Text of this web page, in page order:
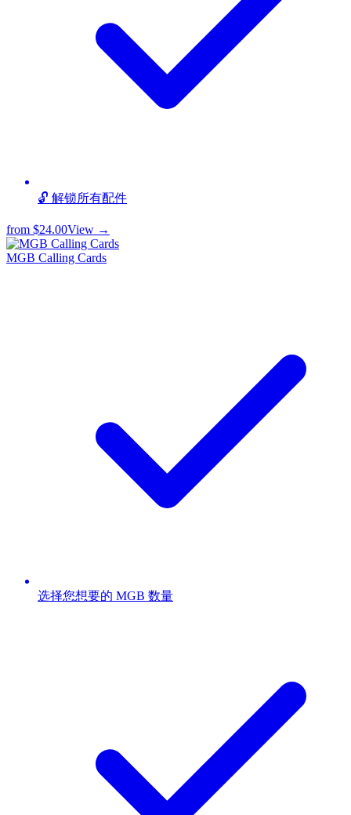
🔓 解锁所有配件
from $24.00View →
MGB Calling Cards
选择您想要的 MGB 数量